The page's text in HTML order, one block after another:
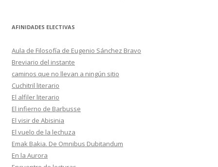
AFINIDADES ELECTIVAS
Aula de Filosofía de Eugenio Sánchez Bravo
Breviario del instante
caminos que no llevan a ningún sitio
Cuchitril literario
El alfiler literario
El infierno de Barbusse
El visir de Abisinia
El vuelo de la lechuza
Emak Bakia. De Omnibus Dubitandum
En la Aurora